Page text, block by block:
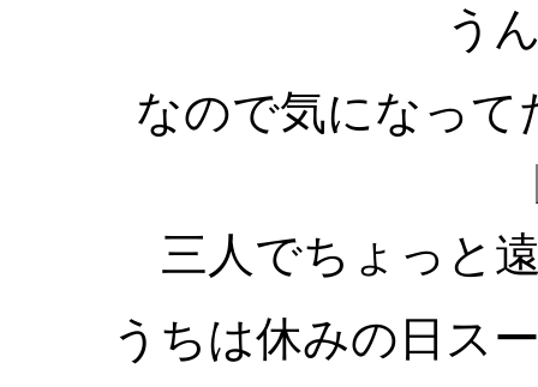
う
なので気になって
三人でちょっと
うちは休みの日ス